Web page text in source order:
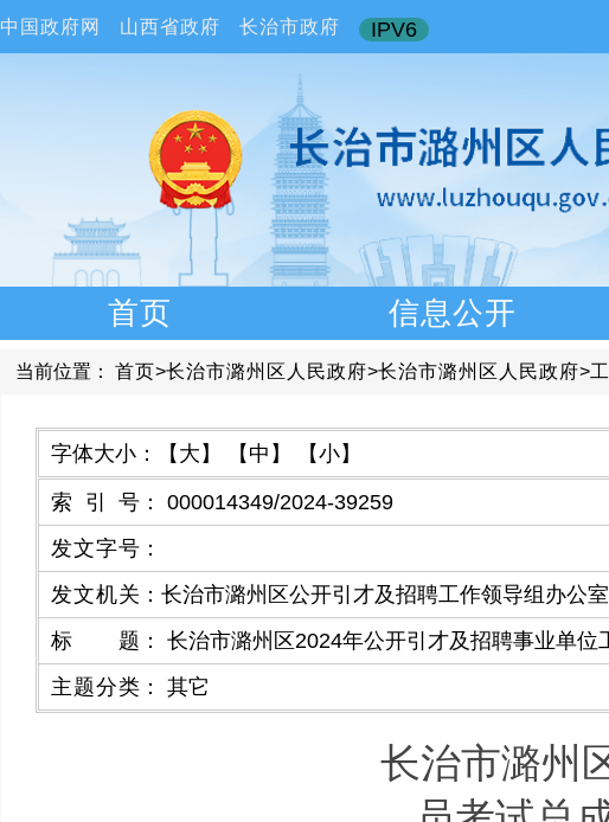
中国政府网 山西省政府 长治市政府 IPV6
首页 信息公开
当前位置： 首页>长治市潞州区人民政府>长治市潞州区人民政府>
字体大小： 【大】 【中】 【小】
索引号 ：
000014349/2024-39259
发文字号 ：
发文机关 ： ​长治市潞州区公开引才及招聘工作领导组办公室
标题 ：
长治市潞州区2024年公开引才及招聘事业单位
主题分类 ： 其它
长治市潞州